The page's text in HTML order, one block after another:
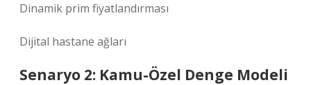
Dinamik prim fiyatlandırması
Dijital hastane ağları
Senaryo 2: Kamu-Özel Denge Modeli